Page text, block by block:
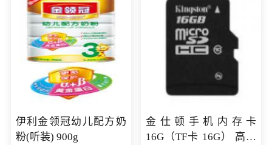
伊利金领冠幼儿配方奶
粉(听装) 900g
金仕顿手机内存卡
16G（TF卡 16G） 高速